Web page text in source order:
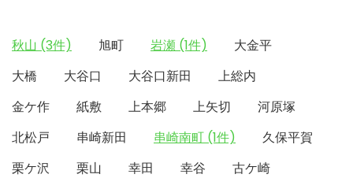
秋山 (3件) 旭町 岩瀬 (1件)
大金平
大橋
大谷口 大谷口新田
上総内
金ケ作
紙敷 上本郷 上矢切
河原塚
北松戸
串崎新田 串崎南町 (1件)
久保平賀
栗ケ沢
栗山 幸田 幸谷
古ケ崎